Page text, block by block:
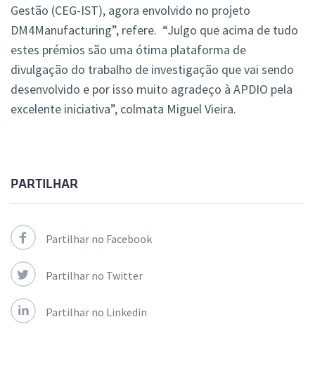
Gestão (CEG-IST), agora envolvido no projeto
DM4Manufacturing”, refere. “Julgo que acima de tudo
estes prémios são uma ótima plataforma de
divulgação do trabalho de investigação que vai sendo
desenvolvido e por isso muito agradeço à APDIO pela
excelente iniciativa”, colmata Miguel Vieira.
PARTILHAR
Partilhar no Facebook
Partilhar no Twitter
Partilhar no Linkedin